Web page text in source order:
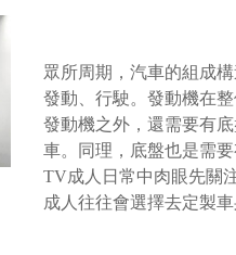
眾所周期，汽車的組成
發動、行駛。發動機
發動機之外，還需要有
車。同理，底盤也是需
TV成人日常中肉眼先關注到
成人往往會選擇去定製車